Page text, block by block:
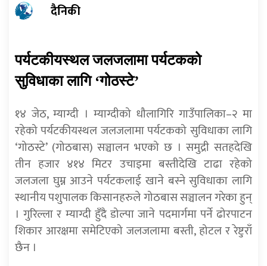
दैनिकी
पर्यटकीयस्थल जलजलामा पर्यटकको
सुविधाका लागि ‘गोठस्टे’
१४ जेठ, म्याग्दी । म्याग्दीको धौलागिरि गाउँपालिका–२ मा
रहेको पर्यटकीयस्थल जलजलामा पर्यटकको सुविधाका लागि
‘गोठस्टे’ (गोठबास) सञ्चालन भएको छ । समुद्री सतहदेखि
तीन हजार ४१४ मिटर उचाइमा बस्तीदेखि टाढा रहेको
जलजला घुम्न आउने पर्यटकलाई खाने बस्ने सुविधाका लागि
स्थानीय पशुपालक किसानहरुले गोठबास सञ्चालन गरेका हुन्
। गुरिल्ला र म्याग्दी हुँदै डोल्पा जाने पदमार्गमा पर्ने ढोरपाटन
शिकार आरक्षमा समेटिएको जलजलामा बस्ती, होटल र रेष्टुराँ
छैन ।